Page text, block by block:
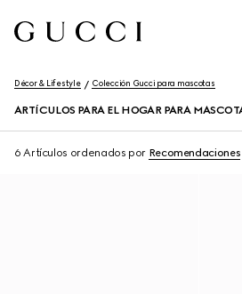
Décor & Lifestyle Colección Gucci para mascotas
ARTÍCULOS PARA EL HOGAR PARA
6 Artículos ordenados por Recomendaciones